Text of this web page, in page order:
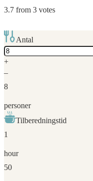
3.7 from 3 votes
Antal
Adjust
servings
+
–
8
personer
Tilberedningstid
1
hour
50